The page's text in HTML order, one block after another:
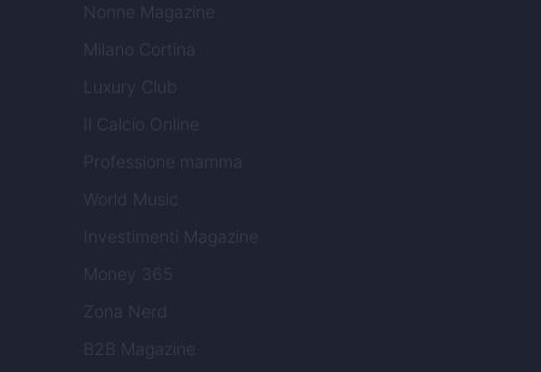
Nonne Magazine
Milano Cortina
Luxury Club
Il Calcio Online
Professione mamma
World Music
Investimenti Magazine
Money 365
Zona Nerd
B2B Magazine